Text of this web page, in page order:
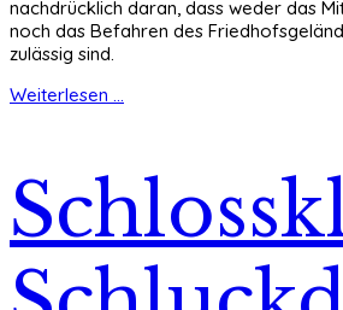
nachdrücklich daran, dass weder das
noch das Befahren des
zulässig sind.
Weiterlesen ...